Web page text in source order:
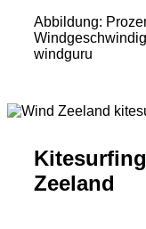
Abbildung:
windguru
Zeeland